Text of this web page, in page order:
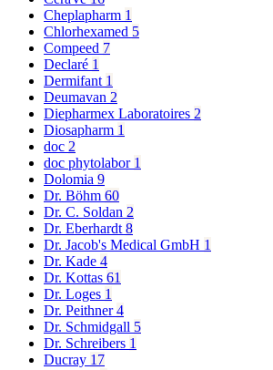
Cheplapharm 1
Chlorhexamed 5
Compeed 7
Declaré 1
Dermifant 1
Deumavan 2
Diepharmex Laboratoires 2
Diosapharm 1
doc 2
doc phytolabor 1
Dolomia 9
Dr. Böhm 60
Dr. C. Soldan 2
Dr. Eberhardt8
Dr. Jacob's Medical GmbH 1
Dr. Kade 4
Dr. Kottas 61
Dr. Loges 1
Dr. Peithner4
Dr. Schmidgall 5
Dr. Schreibers 1
Ducray 17